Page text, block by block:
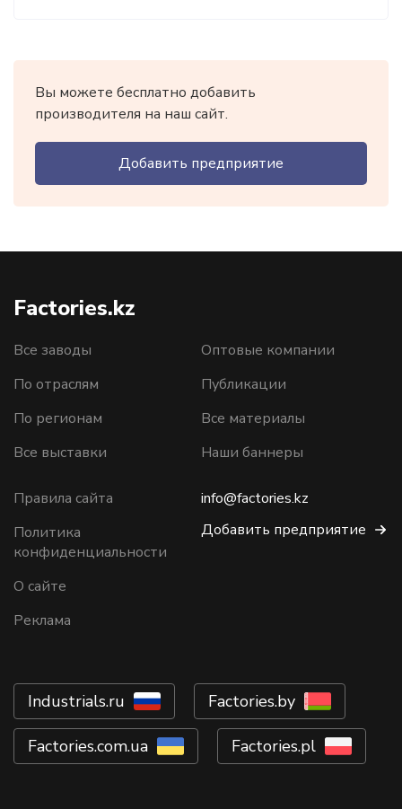
Вы можете бесплатно добавить
производителя на наш сайт.
Добавить предприятие
Factories.kz
Все заводы
По отраслям
По регионам
Все выставки
Оптовые компании
Публикации
Все материалы
Наши баннеры
Правила сайта
Политика
конфиденциальности
О сайте
Реклама
info@factories.kz
Добавить предприятие
Industrials.ru Factories.by
Factories.com.ua Factories.pl